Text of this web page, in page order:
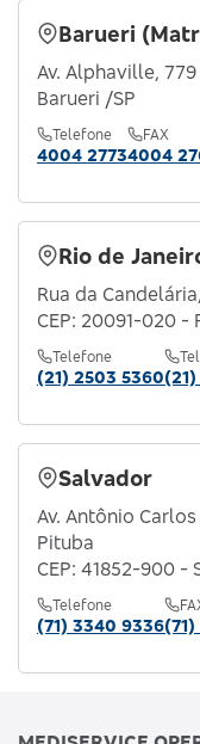
Barueri
Av. Alphaville, 779
Barueri /SP
Telefone
4004 2773
FAX
4004
Rio de
Rua da
CEP: 20091-020 -
Telefone
(21) 2503 5360
Salvador
Av. Antônio
Pituba
CEP: 41852-900 -
Telefone
(71) 3340 9336